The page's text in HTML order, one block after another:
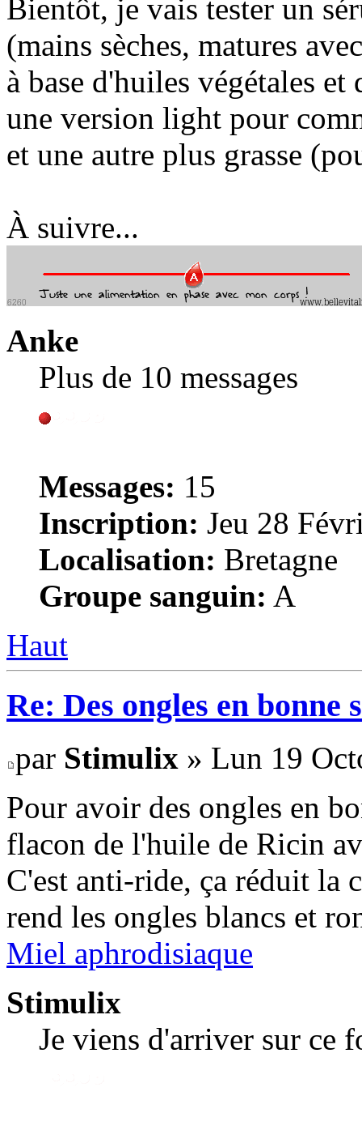
Bientôt, je vais tester un
(mains sèches, matures
à base d'huiles végétales
une version light pour
et une autre plus grasse
À suivre...
Anke
Plus de 10 messages
Messages: 15
Inscription: Jeu 28
Localisation: Bretagne
Groupe sanguin: A
Haut
Re: Des ongles en bonne
par Stimulix » Lun 19
Pour avoir des ongles en
flacon de l'huile de Ricin
C'est anti-ride, ça réduit la
rend les ongles blancs et
Miel aphrodisiaque
Stimulix
Je viens d'arriver sur ce